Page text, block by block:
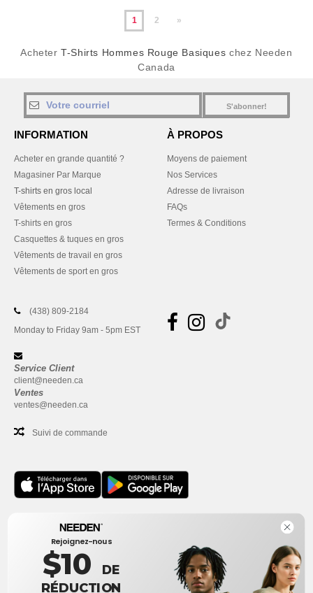
1 2 »
AcheterT-Shirts Hommes Rouge Basiques chez Needen
Canada
S'abonner!
INFORMATION
Acheter en grande quantité ?
Magasiner Par Marque
T-shirts en gros local
Vêtements en gros
T-shirts en gros
Casquettes & tuques en gros
Vêtements de travail en gros
Vêtements de sport en gros
À PROPOS
Moyens de paiement
Nos Services
Adresse de livraison
FAQs
Termes & Conditions
(438) 809-2184
Monday to Friday 9am - 5pm EST
Service Client
client@needen.ca
Ventes
ventes@needen.ca
Suivi de commande
Bureau
One Dundas Street West Suite 2500
Toronto, Ontario, M5G 1Z3
Ceci n'est PAS l'adresse de retour. Pour les retours, voir ici
Rejoignez-nous
$10 DE
RÉDUCTION